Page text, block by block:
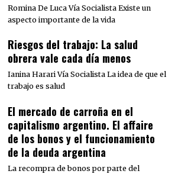
Romina De Luca Vía Socialista Existe un
aspecto importante de la vida
Riesgos del trabajo: La salud
obrera vale cada día menos
Ianina Harari Vía Socialista La idea de que el
trabajo es salud
El mercado de carroña en el
capitalismo argentino. El affaire
de los bonos y el funcionamiento
de la deuda argentina
La recompra de bonos por parte del